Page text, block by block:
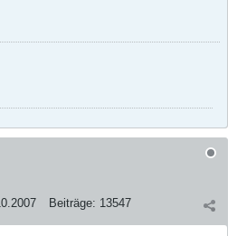
Beiträge: 13547